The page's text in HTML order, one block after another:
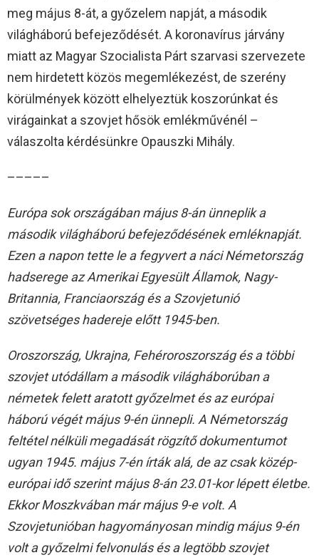
meg május 8-át, a győzelem napját, a második
világháború befejeződését. A koronavírus járvány
miatt az Magyar Szocialista Párt szarvasi szervezete
nem hirdetett közös megemlékezést, de szerény
körülmények között elhelyeztük koszorúnkat és
virágainkat a szovjet hősök emlékművénél –
válaszolta kérdésünkre Opauszki Mihály.
–––––
Európa sok országában május 8-án ünneplik a
második világháború befejeződésének emléknapját.
Ezen a napon tette le a fegyvert a náci Németország
hadserege az Amerikai Egyesült Államok, Nagy-
Britannia, Franciaország és a Szovjetunió
szövetséges hadereje előtt 1945-ben.
Oroszország, Ukrajna, Fehéroroszország és a többi
szovjet utódállam a második világháborúban a
németek felett aratott győzelmet és az európai
háború végét május 9-én ünnepli. A Németország
feltétel nélküli megadását rögzítő dokumentumot
ugyan 1945. május 7-én írták alá, de az csak közép-
európai idő szerint május 8-án 23.01-kor lépett életbe.
Ekkor Moszkvában már május 9-e volt. A
Szovjetunióban hagyományosan mindig május 9-én
volt a győzelmi felvonulás és a legtöbb szovjet